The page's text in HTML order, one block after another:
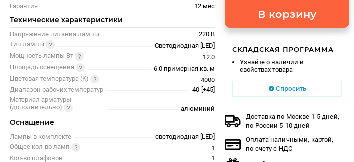
Гарантия
12 меc
Технические характеристики
Напряжение питания лампы
220 В
Тип лампы
Светодиодная [LED]
Мощность лампы Вт
12.0
Площадь освещения
6.0 примерная кв. м
Цветовая температура (К)
4000
Диапазон рабочих температур
-40-[+45]
Материал арматуры
(дополнительно)
алюминий
Оснащение
Лампы в комплекте
светодиодная [LED]
Общее кол-во ламп
1
Кол-во плафонов
1
В корзину
СКЛАДСКАЯ ПРОГРАММА
Узнайте о наличии и
свойствах товара
Спросить
Доставка по Москве 1-5 дней,
по России 5-10 дней
Оплата наличными, картой,
по счету с НДС